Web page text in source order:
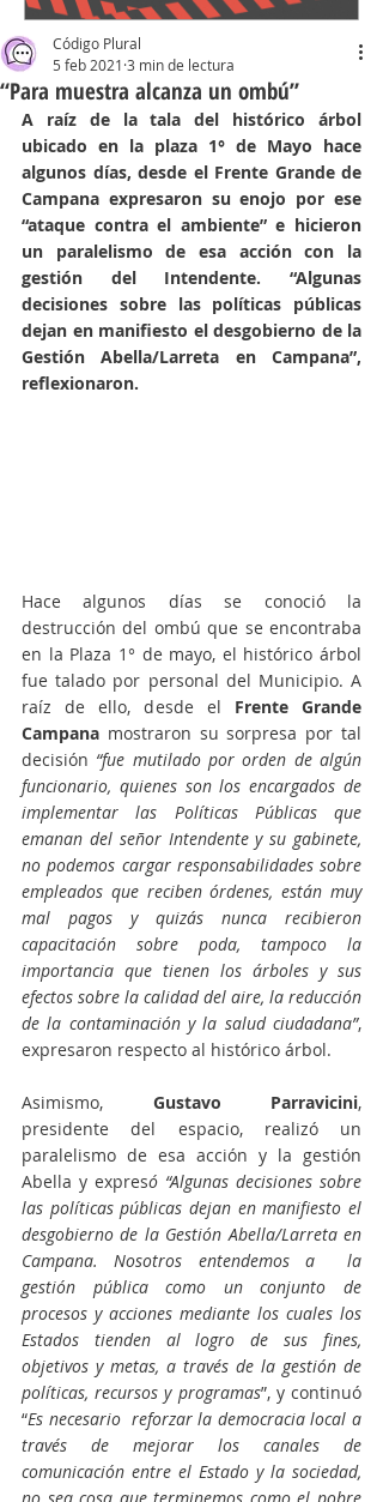
“Para muestra alcanza un ombú”
Código Plural
5 feb 2021 3 min de lectura
A raíz de la tala del histórico árbol
ubicado en la plaza 1° de Mayo hace
algunos días, desde el Frente Grande de
Campana expresaron su enojo por ese
“ataque contra el ambiente” e hicieron
un paralelismo de esa acción con la
gestión del Intendente. “Algunas
decisiones sobre las políticas públicas
dejan en manifiesto el desgobierno de la
Gestión Abella/Larreta en Campana”,
reflexionaron.
Hace algunos días se conoció la
destrucción del ombú que se encontraba
en la Plaza 1° de mayo, el histórico árbol
fue talado por personal del Municipio. A
raíz de ello, desde el Frente Grande
Campana mostraron su sorpresa por tal
decisión “fue mutilado por orden de algún
funcionario, quienes son los encargados de
implementar las Políticas Públicas que
emanan del señor Intendente y su gabinete,
no podemos cargar responsabilidades sobre
empleados que reciben órdenes, están muy
mal pagos y quizás nunca recibieron
capacitación sobre poda, tampoco la
importancia que tienen los árboles y sus
efectos sobre la calidad del aire, la reducción
de la contaminación y la salud ciudadana”,
expresaron respecto al histórico árbol.
Asimismo, Gustavo Parravicini,
presidente del espacio, realizó un
paralelismo de esa acción y la gestión
Abella y expresó “Algunas decisiones sobre
las políticas públicas dejan en manifiesto el
desgobierno de la Gestión Abella/Larreta en
Campana. Nosotros entendemos a  la
gestión pública como un conjunto de
procesos y acciones mediante los cuales los
Estados tienden al logro de sus fines,
objetivos y metas, a través de la gestión de
políticas, recursos y programas”, y continuó
“Es necesario  reforzar la democracia local a
través de mejorar los canales de
comunicación entre el Estado y la sociedad,
no sea cosa que terminemos como el pobre